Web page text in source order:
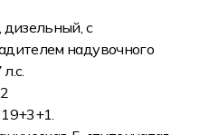
с
надувочного